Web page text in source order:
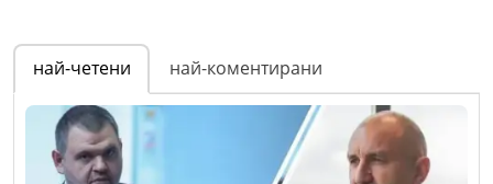
най-четени най-коментирани